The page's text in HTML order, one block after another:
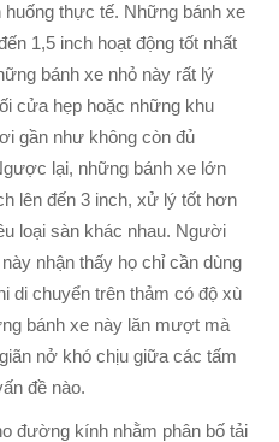
thực tế. Những bánh xe
1,5 inch hoạt động tốt nhất
bánh xe nhỏ này rất lý
cửa hẹp hoặc những khu
gần như không còn đủ
lại, những bánh xe lớn
lên đến 3 inch, xử lý tốt hơn
loại sàn khác nhau. Người
nhận thấy họ chỉ cần dùng
di chuyển trên thảm có độ xù
bánh xe này lăn mượt mà
nở khó chịu giữa các tấm
đề nào.
đường kính nhằm phân bố tải